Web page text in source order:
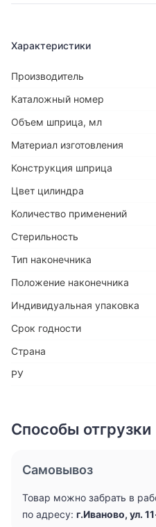
Характеристики
Производитель
Каталожный номер
Объем шприца, мл
Материал изготовления
Конструкция шприца
Цвет цилиндра
Количество применений
Стерильность
Тип наконечника
Положение наконечника
Индивидуальная упаковка
Срок годности
Страна
РУ
Способы отгрузки
Самовывоз
Товар можно забрать в
по адресу: г.Иваново, ул.